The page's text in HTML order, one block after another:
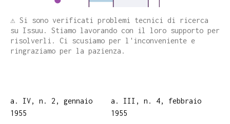
⚠️ Si sono verificati problemi tecnici di ricerca
su Issuu. Stiamo lavorando con il loro supporto per
risolverli. Ci scusiamo per l'inconveniente e
ringraziamo per la pazienza.
a. IV, n. 2, gennaio
1955
a. III, n. 4, febbraio
1955